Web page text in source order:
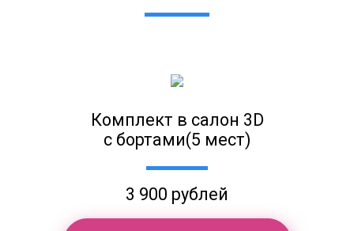
Комплект в салон 3D
с бортами(5 мест)
3 900 рублей